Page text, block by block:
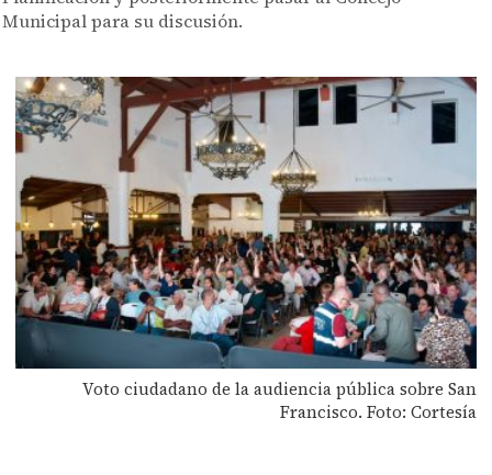
Municipal para su discusión.
Voto ciudadano de la audiencia pública sobre San
Francisco. Foto: Cortesía